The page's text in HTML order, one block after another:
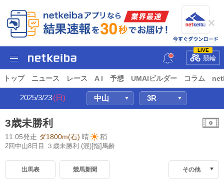
LIVE
競輪
トップ ニュース レース A I 予想 UMAIビルダー コラム
2025/3/23(日)
3歳未勝利
11:05発走 ダ1800m(右) 晴 稍
2回中山8日目 ３歳未勝利 (混)[指]馬齢
出馬表 競馬新聞 その他